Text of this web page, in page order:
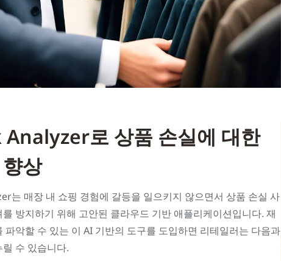
로 상품 손실에 대한
상
는 매장 내 쇼핑 경험에 갈등을 일으키지 않으면서 상품 손실 사
방지하기 위해 고안된 클라우드 기반 애플리케이션입니다. 재
파악할 수 있는 이 AI 기반의 도구를 도입하면 리테일러는 다음과
수 있습니다.